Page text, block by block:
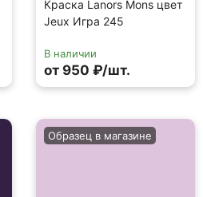
Краска Lanors Mons цвет
Jeux Игра 245
В наличии
от 950 ₽/шт.
Образец в магазине